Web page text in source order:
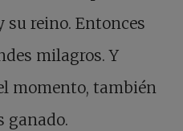
su reino. Entonces
milagros. Y
momento, también
ganado.